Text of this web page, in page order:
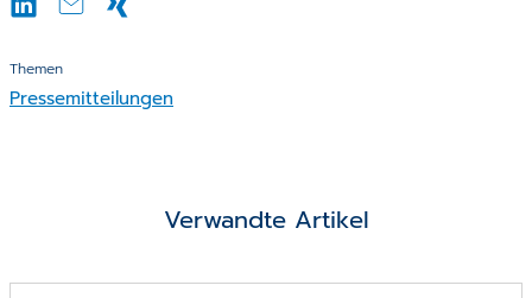
Themen
Pressemitteilungen
Verwandte Artikel